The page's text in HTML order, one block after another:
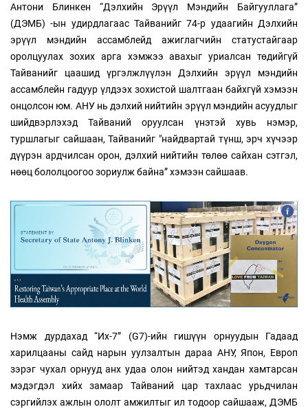
Антони Блинкен “Дэлхийн Эрүүл Мэндийн Байгууллага”
(ДЭМБ) -ын удирдлагаас Тайванийг 74-р удаагийн Дэлхийн
эрүүл мэндийн ассамблейд ажиглагчийн статустайгаар
оролцуулах зохих арга хэмжээ авахыг уриалсан төдийгүй
Тайванийг цаашид үргэлжлүүлэн Дэлхийн эрүүл мэндийн
ассамблейн гадуур үлдээх зохистой шалтгаан байхгүй хэмээн
онцолсон юм. АНУ нь дэлхий нийтийн эрүүл мэндийн асуудлыг
шийдвэрлэхэд Тайваний оруулсан үнэтэй хувь нэмэр,
туршлагыг сайшаан, Тайванийг "найдвартай түнш, эрч хүчээр
дүүрэн ардчилсан орон, дэлхий нийтийн төлөө сайхан сэтгэл,
нөөц бололцоогоо зориулж байна” хэмээн сайшаав.
Нэмж дурдахад “Их-7” (G7)-ийн гишүүн орнуудын Гадаад
харилцааны сайд нарын уулзалтын дараа АНУ, Япон, Европ
зэрэг чухал орнууд анх удаа олон нийтэд хандан хамтарсан
мэдэгдэл хийх замаар Тайваний цар тахлаас урьдчилан
сэргийлэх ажлын ололт амжилтыг ил тодоор сайшааж, ДЭМБ